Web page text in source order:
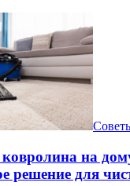
на
решение для